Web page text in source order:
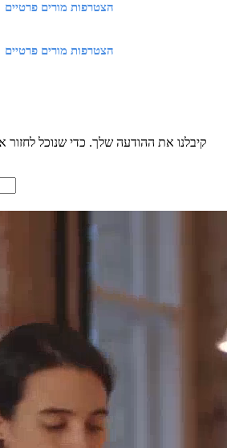
הצטרפות מורים פרטיים
הצטרפות מורים פרטיים
קיבלנו את ההודעה שלך. כדי שנוכל